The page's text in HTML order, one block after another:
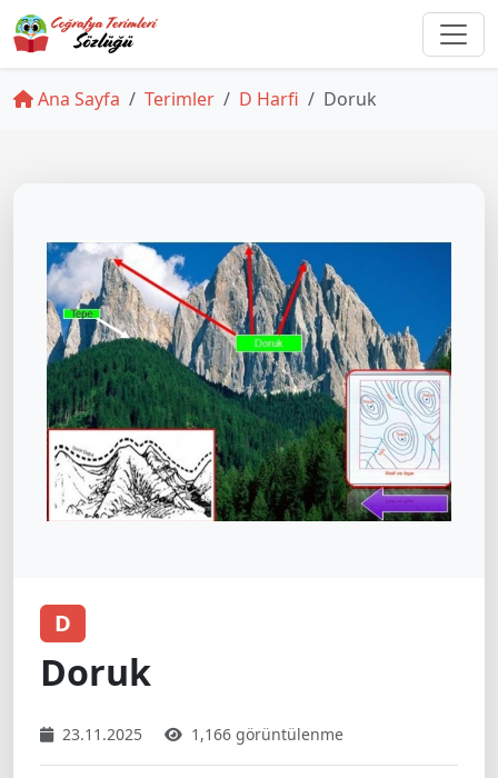
Ana Sayfa Terimler D Harfi Doruk
D
Doruk
23.11.2025 1,166 görüntülenme